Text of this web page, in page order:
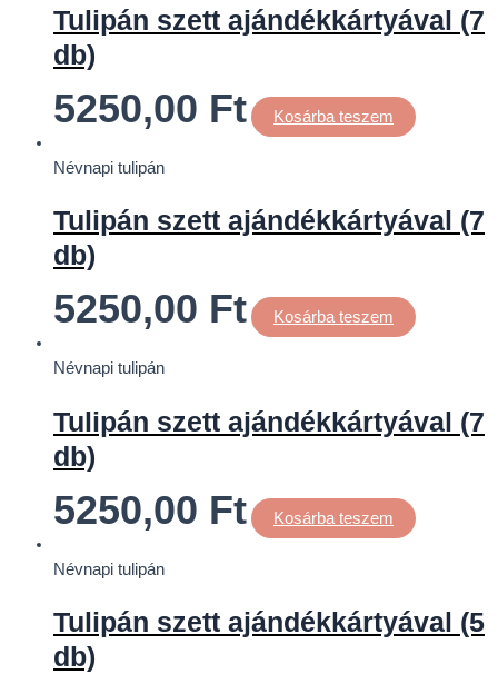
Tulipán szett ajándékkártyával (7
db)
5250,00 Ft Kosárba teszem
Névnapi tulipán
Tulipán szett ajándékkártyával (7
db)
5250,00 Ft Kosárba teszem
Névnapi tulipán
Tulipán szett ajándékkártyával (7
db)
5250,00 Ft Kosárba teszem
Névnapi tulipán
Tulipán szett ajándékkártyával (5
db)